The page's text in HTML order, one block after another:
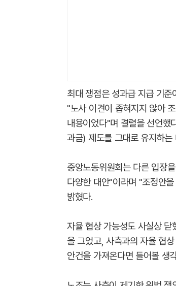
최대 쟁점은 성과급 지급 기
"노사 이견이 좁혀지지 않아
내용이었다"며 결렬을 선언했
과금) 제도를 그대로 유지하
중앙노동위원회는 다른 입장
다양한 대안"이라며 "조정안
밝혔다.
자율 협상 가능성도 사실상
을 그었고, 사측과의 자율 협
안건을 가져온다면 들어볼 생